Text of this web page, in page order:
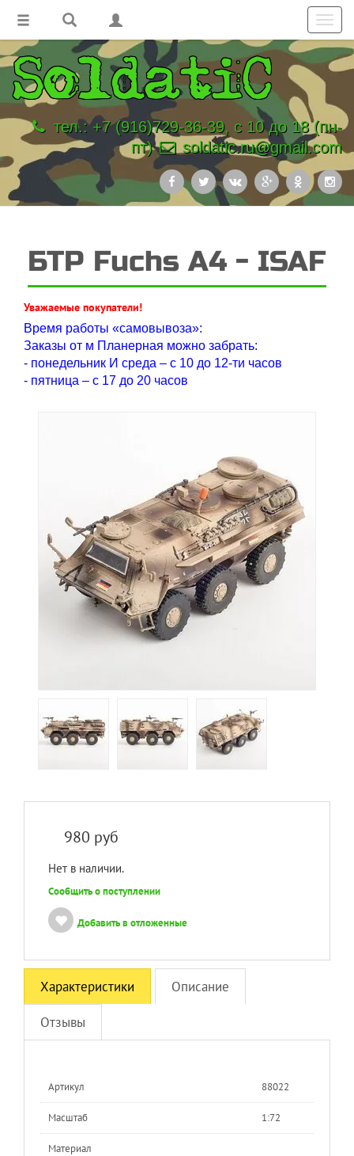
тел.: +7 (916)729-36-39, с 10 до 18 (пн-
пт)
soldatic.ru@gmail.com
БТР Fuchs A4 - ISAF
Уважаемые покупатели!
Время работы «самовывоза»:
Заказы от м Планерная можно забрать:
- понедельник И среда – с 10 до 12-ти часов
- пятница – с 17 до 20 часов
980 руб
Нет в наличии.
Сообщить о поступлении
Добавить в отложенные
Характеристики Описание
Отзывы
Артикул 88022
Масштаб 1:72
Материал